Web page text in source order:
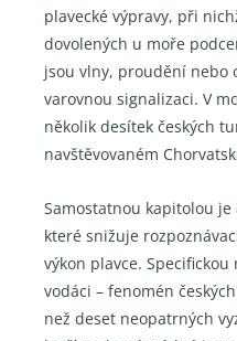
plavecké výpravy, při
dovolených u moře
jsou vlny, proudění nebo
varovnou signalizaci. V
několik desítek českých
navštěvovaném
Samostatnou kapitolou
které snižuje
výkon plavce.
vodáci – fenomén
než deset neopatrných